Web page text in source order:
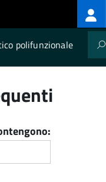
polifunzionale